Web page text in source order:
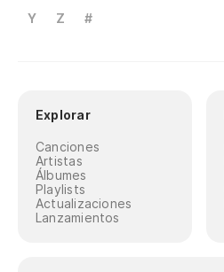
Y
Z #
Explorar
Canciones
Artistas
Álbumes
Playlists
Actualizaciones
Lanzamientos